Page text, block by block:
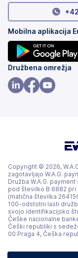
Mobilna aplikacija
(odpre
se
v
Družbena omrežja
zavihku)
Copyright © 2026,
zagotavljajo W.A.G.
Družba W.A.G.
pod številko B 6882 pri
(matična številka
100-odstotni lasti
svojo identifikacijsko
Češke nacionalne
Češki republiki s
00 Praga 4, Češka